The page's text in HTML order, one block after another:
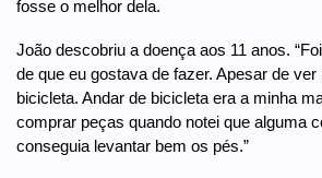
fosse o melhor dela.
João descobriu a doença aos 11 anos.
de que eu gostava de fazer. Apesar de
bicicleta. Andar de bicicleta era a minha
comprar peças quando notei que alguma
conseguia levantar bem os pés.”